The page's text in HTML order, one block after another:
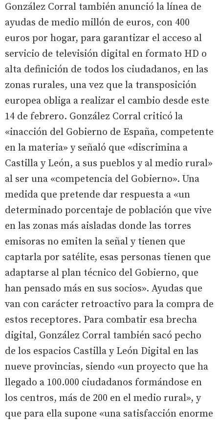
González Corral también anunció la línea de
ayudas de medio millón de euros, con 400
euros por hogar, para garantizar el acceso al
servicio de televisión digital en formato HD o
alta definición de todos los ciudadanos, en las
zonas rurales, una vez que la transposición
europea obliga a realizar el cambio desde este
14 de febrero. González Corral criticó la
«inacción del Gobierno de España, competente
en la materia» y señaló que «discrimina a
Castilla y León, a sus pueblos y al medio rural»
al ser una «competencia del Gobierno». Una
medida que pretende dar respuesta a «un
determinado porcentaje de población que vive
en las zonas más aisladas donde las torres
emisoras no emiten la señal y tienen que
captarla por satélite, esas personas tienen que
adaptarse al plan técnico del Gobierno, que
han pensado más en sus socios». Ayudas que
van con carácter retroactivo para la compra de
estos receptores. Para combatir esa brecha
digital, González Corral también sacó pecho
de los espacios Castilla y León Digital en las
nueve provincias, siendo «un proyecto que ha
llegado a 100.000 ciudadanos formándose en
los centros, más de 200 en el medio rural», y
que para ella supone «una satisfacción enorme